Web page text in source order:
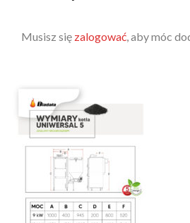
Musisz się zalogować, aby móc